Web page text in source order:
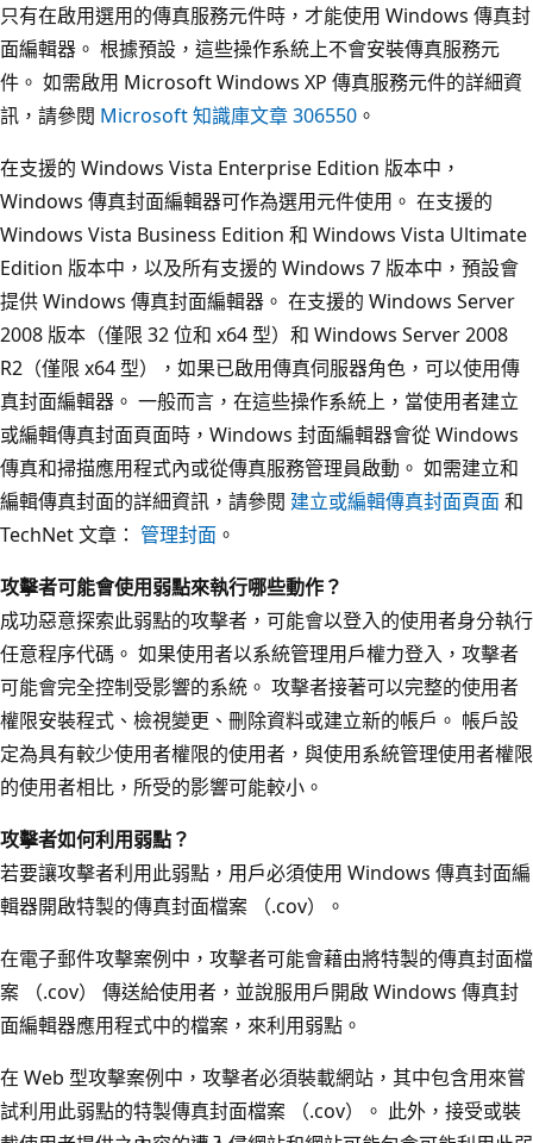
只有在啟用選用的傳真服務元件時，才能使用 Windows 傳真封
面編輯器。 根據預設，這些操作系統上不會安裝傳真服務元
件。 如需啟用 Microsoft Windows XP 傳真服務元件的詳細資
訊，請參閱 Microsoft 知識庫文章 306550 。
在支援的 Windows Vista Enterprise Edition 版本中，
Windows 傳真封面編輯器可作為選用元件使用。 在支援的
Windows Vista Business Edition 和 Windows Vista Ultimate
Edition 版本中，以及所有支援的 Windows 7 版本中，預設會
提供 Windows 傳真封面編輯器。 在支援的 Windows Server
2008 版本（僅限 32 位和 x64 型）和 Windows Server 2008
R2（僅限 x64 型），如果已啟用傳真伺服器角色，可以使用傳
真封面編輯器。 一般而言，在這些操作系統上，當使用者建立
或編輯傳真封面頁面時，Windows 封面編輯器會從 Windows
傳真和掃描應用程式內或從傳真服務管理員啟動。 如需建立和
編輯傳真封面的詳細資訊，請參閱 建立或編輯傳真封面頁面和
TechNet 文章： 管理封面 。
攻擊者可能會使用弱點來執行哪些動作？
成功惡意探索此弱點的攻擊者，可能會以登入的使用者身分執行
任意程序代碼。 如果使用者以系統管理用戶權力登入，攻擊者
可能會完全控制受影響的系統。 攻擊者接著可以完整的使用者
權限安裝程式、檢視變更、刪除資料或建立新的帳戶。 帳戶設
定為具有較少使用者權限的使用者，與使用系統管理使用者權限
的使用者相比，所受的影響可能較小。
攻擊者如何利用弱點？
若要讓攻擊者利用此弱點，用戶必須使用 Windows 傳真封面編
輯器開啟特製的傳真封面檔案 （.cov）。
在電子郵件攻擊案例中，攻擊者可能會藉由將特製的傳真封面檔
案 （.cov） 傳送給使用者，並說服用戶開啟 Windows 傳真封
面編輯器應用程式中的檔案，來利用弱點。
在 Web 型攻擊案例中，攻擊者必須裝載網站，其中包含用來嘗
試利用此弱點的特製傳真封面檔案 （.cov）。 此外，接受或裝